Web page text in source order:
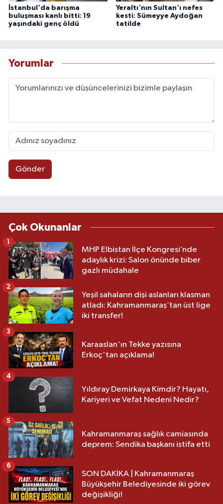
İstanbul'da barışma
buluşması kanlı bitti: 19
yaşındaki genç öldü
Yeraltı'nın Sultan'ı nefes
kesti: Sümeyye Aydoğan
tatilde
Yorumlar
Gönder
Çok Okunanlar
MHP Elbistan İlçe Kongresi’nde
adaylık krizi: Salon önünde biber
gazlı müdahale
1
Yeşil sahaların dişi aslanları klasman
atladı: Kahramanmaraş’tan üst lige
iki transfer!
2
Karaaslan'ın Tekke yazısına
Erkoç'tan açıklama!
3
Yıldıray Demirkaya Kimdir? Hayatı,
Kariyeri ve Vefat Nedeni Nedir?
4
Kahramanmaraş sağlık camiasında
deprem: Sendika başkanı istifa etti
5
SON DAKİKA | Kahramanmaraş
Büyükşehir Belediyesinde iki görev
değişikliği!
6